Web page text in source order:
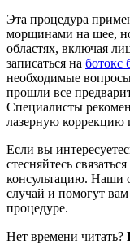
Эта процедура
морщинами на шее,
областях, включая
записаться на ботокс
необходимые
прошли все
Специалисты
лазерную коррекцию
Если вы
стесняйтесь
консультацию. Наши
случай и помогут
процедуре.
Нет времени читать?